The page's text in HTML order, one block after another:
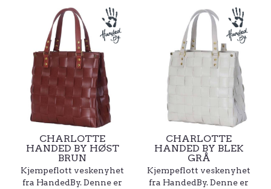
CHARLOTTE
HANDED BY HØST
BRUN
Kjempeflott veskenyhet
fra HandedBy. Denne er
CHARLOTTE
HANDED BY BLEK
GRÅ
Kjempeflott veskenyhet
fra HandedBy. Denne er